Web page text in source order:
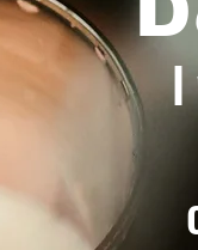
I